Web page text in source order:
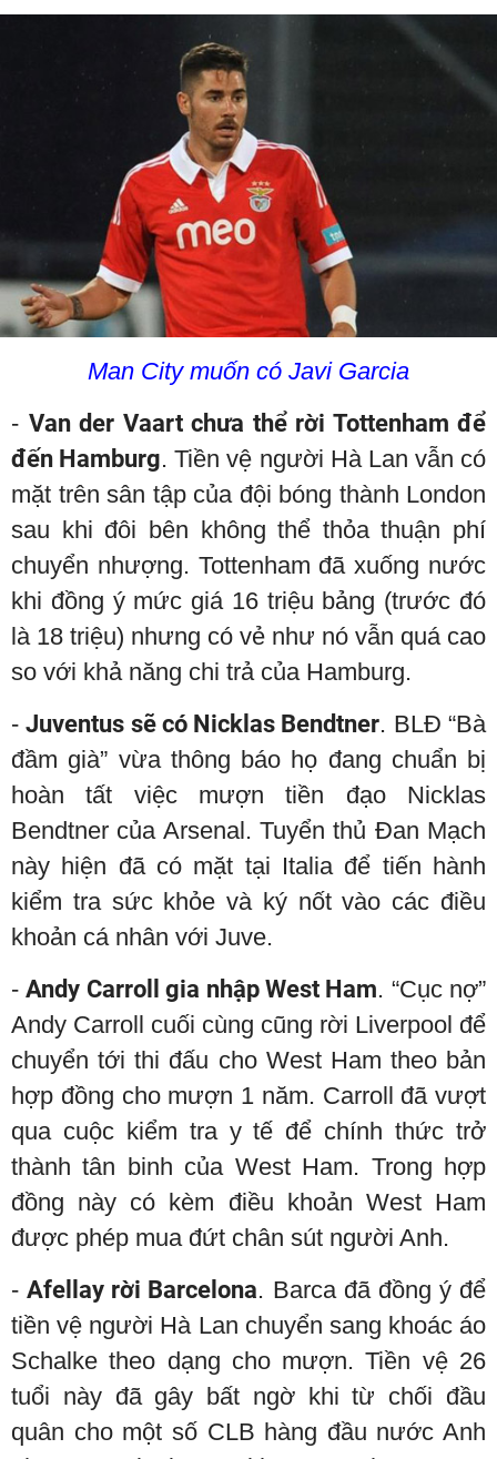
Man City muốn có Javi Garcia
- Van der Vaart chưa thể rời Tottenham để
đến Hamburg. Tiền vệ người Hà Lan vẫn có
mặt trên sân tập của đội bóng thành London
sau khi đôi bên không thể thỏa thuận phí
chuyển nhượng. Tottenham đã xuống nước
khi đồng ý mức giá 16 triệu bảng (trước đó
là 18 triệu) nhưng có vẻ như nó vẫn quá cao
so với khả năng chi trả của Hamburg.
-Juventus sẽ có Nicklas Bendtner. BLĐ “Bà
đầm già” vừa thông báo họ đang chuẩn bị
hoàn tất việc mượn tiền đạo Nicklas
Bendtner của Arsenal. Tuyển thủ Đan Mạch
này hiện đã có mặt tại Italia để tiến hành
kiểm tra sức khỏe và ký nốt vào các điều
khoản cá nhân với Juve.
-Andy Carroll gia nhập West Ham. “Cục nợ”
Andy Carroll cuối cùng cũng rời Liverpool để
chuyển tới thi đấu cho West Ham theo bản
hợp đồng cho mượn 1 năm. Carroll đã vượt
qua cuộc kiểm tra y tế để chính thức trở
thành tân binh của West Ham. Trong hợp
đồng này có kèm điều khoản West Ham
được phép mua đứt chân sút người Anh.
-Afellay rời Barcelona. Barca đã đồng ý để
tiền vệ người Hà Lan chuyển sang khoác áo
Schalke theo dạng cho mượn. Tiền vệ 26
tuổi này đã gây bất ngờ khi từ chối đầu
quân cho một số CLB hàng đầu nước Anh